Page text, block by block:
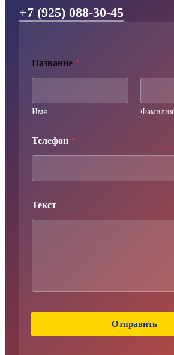
+7 (925) 088-30-45
Название *
Имя Фамилия
а
з
и
е
Т
е
е
о
Телефон *
Текст
Отправить